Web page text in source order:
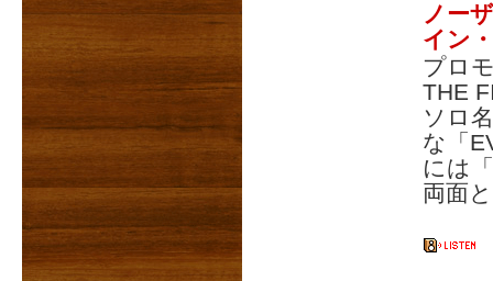
ノー
イン
プロ
THE
ソロ
な「
には
両面